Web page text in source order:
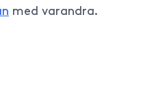
med varandra.